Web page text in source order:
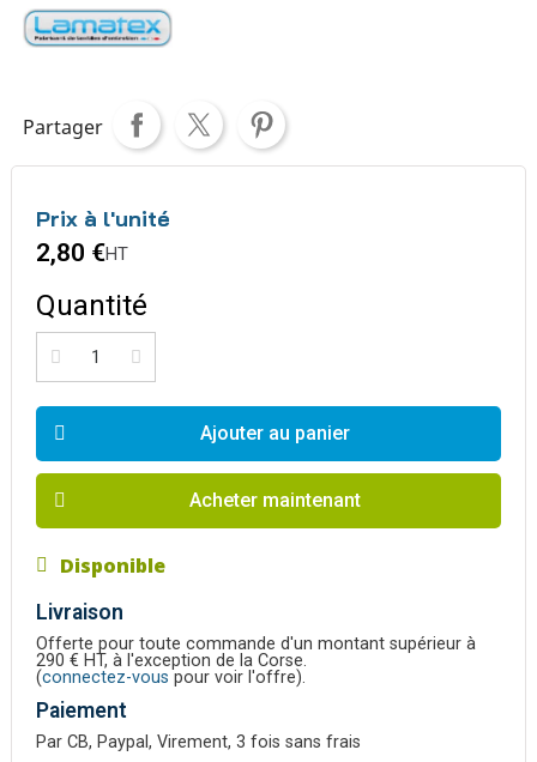
Partager
Prix à l'unité
2,80 €HT
Quantité
Ajouter au panier
Acheter maintenant
Disponible
Livraison
Offerte pour toute commande d'un montant supérieur à
290 € HT, à l'exception de la Corse.
(connectez-vous pour voir l'offre).
Paiement
Par CB, Paypal, Virement, 3 fois sans frais